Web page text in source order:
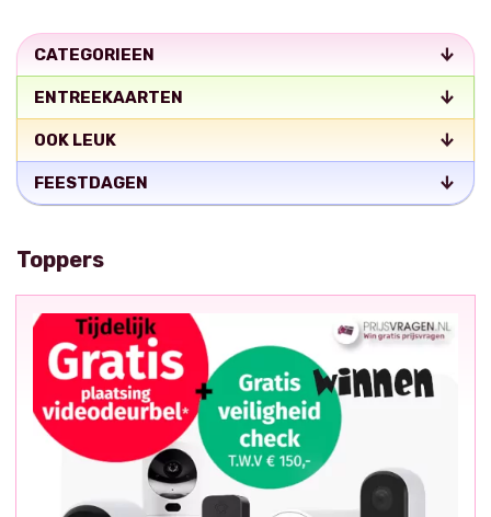
CATEGORIEEN
ENTREEKAARTEN
OOK LEUK
FEESTDAGEN
Toppers